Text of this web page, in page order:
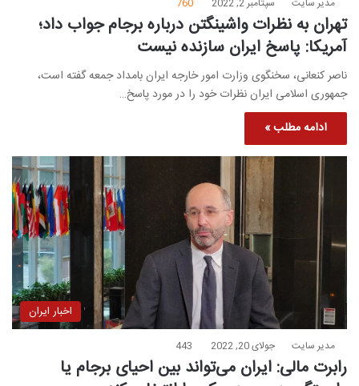
تهران به نظرات واشینگتن درباره برجام جواب داد؛
آمریکا: پاسخ ایران سازنده نیست
ناصر کنعانی، سخنگوی وزارت امور خارجه ایران بامداد جمعه گفته است،
جمهوری اسلامی ایران نظرات خود را در مورد پاسخ…
ادامه مطلب »
اخبار ایران
مدیر سایت جولای 20, 2022 443
رابرت مالی: ایران می‌تواند بین احیای برجام یا